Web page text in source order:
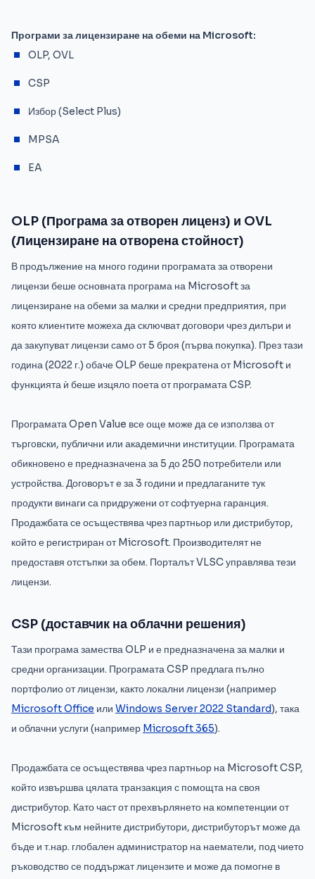
Програми за лицензиране на обеми на Microsoft:
OLP, OVL
CSP
Избор (Select Plus)
MPSA
EA
OLP (Програма за отворен лиценз) и OVL
(Лицензиране на отворена стойност)
В продължение на много години програмата за отворени
лицензи беше основната програма на Microsoft за
лицензиране на обеми за малки и средни предприятия, при
която клиентите можеха да сключват договори чрез дилъри и
да закупуват лицензи само от 5 броя (първа покупка). През тази
година (2022 г.) обаче OLP беше прекратена от Microsoft и
функцията ѝ беше изцяло поета от програмата CSP.
Програмата Open Value все още може да се използва от
търговски, публични или академични институции. Програмата
обикновено е предназначена за 5 до 250 потребители или
устройства. Договорът е за 3 години и предлаганите тук
продукти винаги са придружени от софтуерна гаранция.
Продажбата се осъществява чрез партньор или дистрибутор,
който е регистриран от Microsoft. Производителят не
предоставя отстъпки за обем. Порталът VLSC управлява тези
лицензи.
CSP (доставчик на облачни решения)
Тази програма замества OLP и е предназначена за малки и
средни организации. Програмата CSP предлага пълно
портфолио от лицензи, както локални лицензи (например
Microsoft Office или Windows Server 2022 Standard), така
и облачни услуги (например Microsoft 365).
Продажбата се осъществява чрез партньор на Microsoft CSP,
който извършва цялата транзакция с помощта на своя
дистрибутор. Като част от прехвърлянето на компетенции от
Microsoft към нейните дистрибутори, дистрибуторът може да
бъде и т.нар. глобален администратор на наематели, под чието
ръководство се поддържат лицензите и може да помогне в